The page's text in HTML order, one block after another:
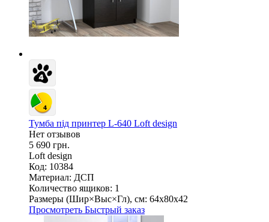
Тумба під принтер L-640 Loft design
Нет отзывов
5 690 грн.
Loft design
Код: 10384
Материал: ДСП
Количество ящиков: 1
Размеры (Шир×Выс×Гл), см: 64х80х42
Просмотреть Быстрый заказ